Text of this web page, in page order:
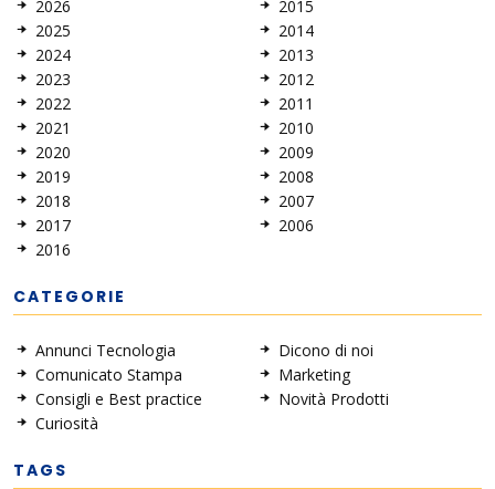
2026
2025
2024
2023
2022
2021
2020
2019
2018
2017
2016
2015
2014
2013
2012
2011
2010
2009
2008
2007
2006
CATEGORIE
Annunci Tecnologia
Comunicato Stampa
Consigli e Best practice
Curiosità
Dicono di noi
Marketing
Novità Prodotti
TAGS